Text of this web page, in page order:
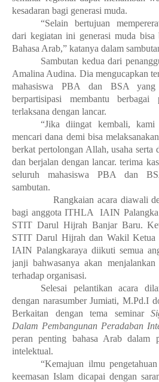
kesadaran bagi generasi muda.
“Selain bertujuan
dari kegiatan ini generasi muda bisa
Bahasa Arab,” katanya dalam
Sambutan kedua dari
Amalina Audina. Dia mengucapkan
mahasiswa PBA dan BSA yang
berpartisipasi membantu berbagai
terlaksana dengan lancar.
“Jika diingat kembali, kami
mencari dana demi bisa
berkat pertolongan Allah, usaha serta
dan berjalan dengan lancar. terima
seluruh mahasiswa PBA dan
sambutan.
Rangkaian acara diawali
bagi anggota ITHLA IAIN
STIT Darul Hijrah Banjar Baru.
STIT Darul Hijrah dan Wakil Ketua
IAIN Palangkaraya diikuti semua
janji bahwasanya akan
terhadap organisasi.
Selesai pelantikan acara
dengan narasumber Jumiati, M.Pd.I
Berkaitan dengan tema seminar
Dalam Pembangunan Peradaban
peran penting bahasa Arab dalam
intelektual.
“Kemajuan ilmu
keemasan Islam dicapai dengan